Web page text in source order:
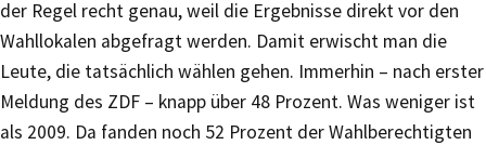
der Regel recht genau, weil die Ergebnisse direkt vor den
Wahllokalen abgefragt werden. Damit erwischt man die
Leute, die tatsächlich wählen gehen. Immerhin – nach erster
Meldung des ZDF – knapp über 48 Prozent. Was weniger ist
als 2009. Da fanden noch 52 Prozent der Wahlberechtigten